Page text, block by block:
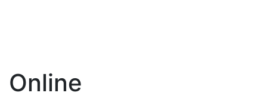
Online